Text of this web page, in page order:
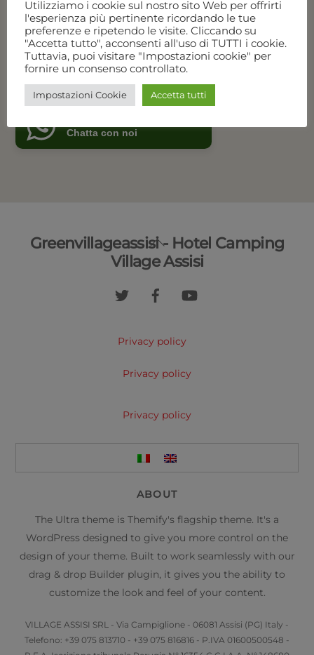
Vedi tutte le offerte
Disponibilità e prezzi
Chiama per prenotare
Chatta con noi
Back
To
Greenvillageassisi - Hotel Camping
Village Assisi
Privacy policy
Privacy policy
Privacy policy
ABOUT
The Ultra theme is Themify's flagship theme. It's a
WordPress designed to give you more control on the
design of your theme. Built to work seamlessly with our
drag & drop Builder plugin, it gives you the ability to
customize the look and feel of your content.
VILLAGE ASSISI SRL - Via Campiglione - 06081 Assisi (PG) Italy -
Telefono: +39 075 813710 - +39 075 816816 - P.IVA 01600500548 -
Utilizziamo i cookie sul nostro sito Web per offrirti
l'esperienza più pertinente ricordando le tue
preferenze e ripetendo le visite. Cliccando su
"Accetta tutto", acconsenti all'uso di TUTTI i cookie.
Tuttavia, puoi visitare "Impostazioni cookie" per
fornire un consenso controllato.
Impostazioni Cookie Accetta tutti